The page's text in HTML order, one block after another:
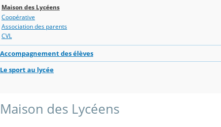
Maison des Lycéens
Coopérative
Association des parents
CVL
Accompagnement des élèves
Le sport au lycée
Maison des Lycéens